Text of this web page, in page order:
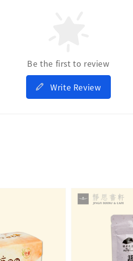
Be the first to review
Write Review